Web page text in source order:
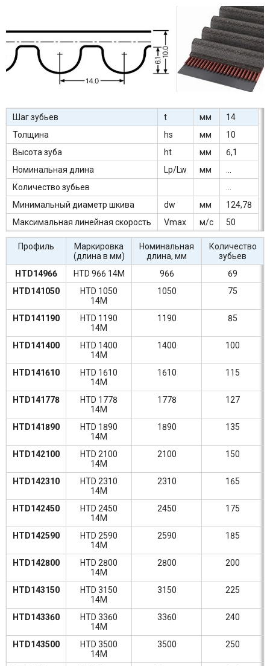
Шаг зубьев t мм
14
Толщина
hs мм
10
Высота зуба
ht мм
6,1
Номинальная длина
Lp/Lw мм
Количество зубьев
Минимальный диаметр шкива
dw мм
124,78
Максимальная линейная скорость
Vmax м/c 50
Профиль
Маркировка
(длина в мм)
Номинальная
длина, мм
Количество
зубьев
HTD14966
HTD 966 14M 966
69
HTD141050
HTD 1050
14M
1050 75
HTD141190
HTD 1190
14M
1190 85
HTD141400
HTD 1400
14M
1400 100
HTD141610
HTD 1610
14M
1610 115
HTD141778
HTD 1778
14M
1778 127
HTD141890
HTD 1890
14M
1890 135
HTD142100
HTD 2100
14M
2100 150
HTD142310
HTD 2310
14M
2310 165
HTD142450
HTD 2450
14M
2450 175
HTD142590
HTD 2590
14M
2590 185
HTD142800
HTD 2800
14M
2800 200
HTD143150
HTD 3150
14M
3150 225
HTD143360
HTD 3360
14M
3360 240
HTD143500
HTD 3500
14M
3500 250